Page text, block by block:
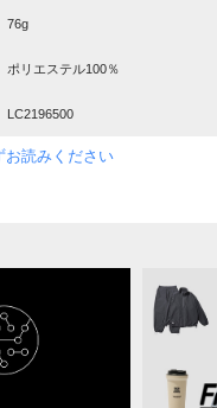
76g
ポリエステル100％
LC2196500
読みください